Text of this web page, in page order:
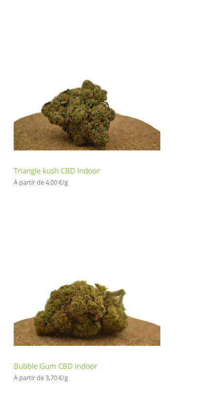
Triangle kush CBD Indoor
À partir de 4,00€/g
Bubble Gum CBD Indoor
À partir de 3,70€/g